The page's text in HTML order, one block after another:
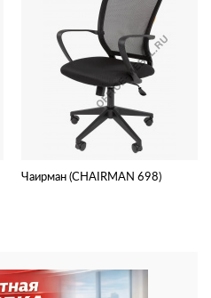
Чаирман (CHAIRMAN 698)